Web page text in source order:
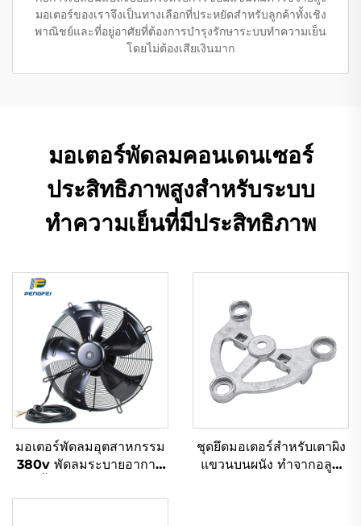
มอเตอร์ของเราจึงเป็นทางเลือกที่ประหยัดสำหรับลูกค้าทั้งเชิง
พาณิชย์และที่อยู่อาศัยที่ต้องการบำรุงรักษาระบบทำความเย็น
โดยไม่ต้องเสียเงินมาก
มอเตอร์พัดลมคอนเดนเซอร์
ประสิทธิภาพสูงสำหรับระบบ
ทำความเย็นที่มีประสิทธิภาพ
มอเตอร์พัดลมอุตสาหกรรม
380v พัดลมระบายอากาศ
มม. DC AC EC พัดลมแกน
ชุดยึดมอเตอร์สำหรับเตาผิง
แขวนบนผนัง ทำจากอลูมิ